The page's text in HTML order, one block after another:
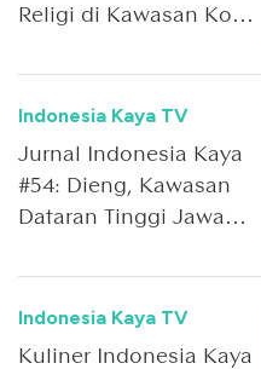
Religi di Kawasan Kota
Indonesia Kaya TV
Jurnal Indonesia Kaya
#54: Dieng, Kawasan
Dataran Tinggi Jawa
Pesona
Indonesia Kaya TV
Kuliner Indonesia Kaya